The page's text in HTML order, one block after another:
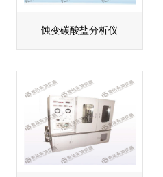
蚀变碳酸盐分析仪